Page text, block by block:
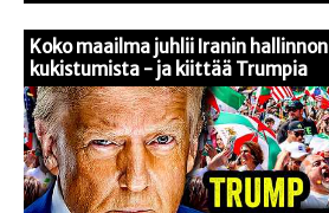
Koko maailma juhlii Iranin hallinnon
kukistumista - ja kiittää Trumpia